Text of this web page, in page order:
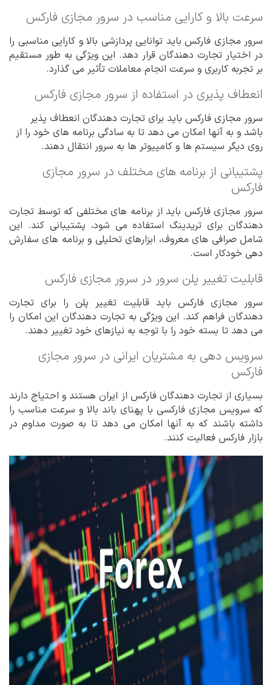
سرعت بالا و کارایی مناسب در سرور مجازی فارکس
سرور مجازی فارکس باید توانایی پردازشی بالا و کارایی مناسبی را
در اختیار تجارت دهندگان قرار دهد. این ویژگی به طور مستقیم
بر تجربه کاربری و سرعت انجام معاملات تأثیر می گذارد.
انعطاف پذیری در استفاده از سرور مجازی فارکس
سرور مجازی فارکس باید برای تجارت دهندگان انعطاف پذیر
باشد و به آنها امکان می دهد تا به سادگی برنامه های خود را از
روی دیگر سیستم ها و کامپیوتر ها به سرور انتقال دهند.
پشتیبانی از برنامه های مختلف در سرور مجازی
فارکس
سرور مجازی فارکس باید از برنامه های مختلفی که توسط تجارت
دهندگان برای تریدینگ استفاده می شود، پشتیبانی کند. این
شامل صرافی های معروف، ابزارهای تحلیلی و برنامه های سفارش
دهی خودکار است.
قابلیت تغییر پلن سرور در سرور مجازی فارکس
سرور مجازی فارکس باید قابلیت تغییر پلن را برای تجارت
دهندگان فراهم کند. این ویژگی به تجارت دهندگان این امکان را
می دهد تا بسته خود را با توجه به نیازهای خود تغییر دهند.
سرویس دهی به مشتریان ایرانی در سرور مجازی
فارکس
بسیاری از تجارت دهندگان فارکس از ایران هستند و احتیاج دارند
که سرویس مجازی فارکسی با پهنای باند بالا و سرعت مناسب را
داشته باشند که به آنها امکان می دهد تا به صورت مداوم در
بازار فارکس فعالیت کنند.